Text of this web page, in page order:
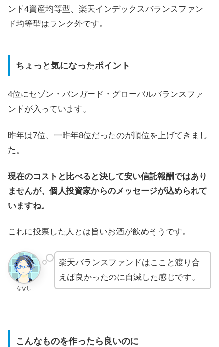
ンド4資産均等型、楽天インデックスバランスファン
ド均等型はランク外です。
ちょっと気になったポイント
4位にセゾン・バンガード・グローバルバランスファ
ンドが入っています。
昨年は7位、一昨年8位だったのが順位を上げてきまし
た。
現在のコストと比べると決して安い信託報酬ではあり
ませんが、個人投資家からのメッセージが込められて
いますね。
これに投票した人とは旨いお酒が飲めそうです。
ななし
楽天バランスファンドはここと渡り合
えば良かったのに自滅した感じです。
こんなものを作ったら良いのに